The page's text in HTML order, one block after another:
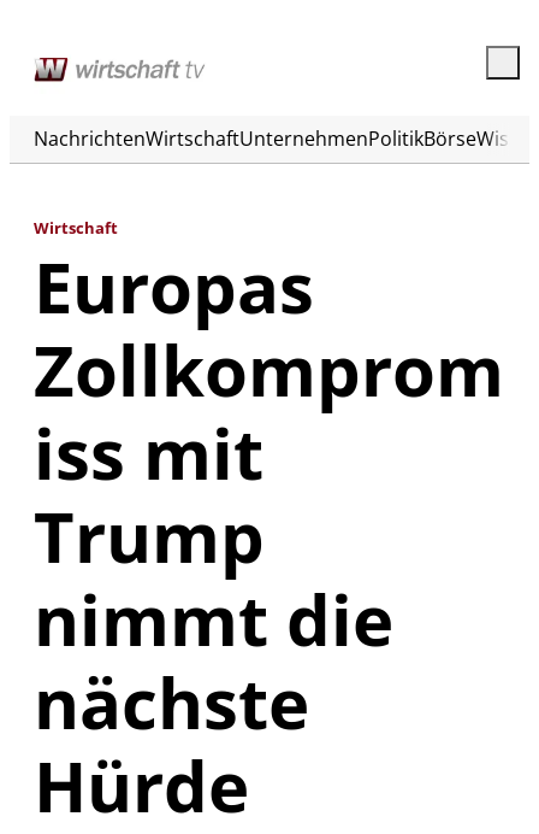
NachrichtenWirtschaftUnternehmenPolitikBörse
Wirtschaft
Europas
Zollkomprom
iss mit
Trump
nimmt die
nächste
Hürde